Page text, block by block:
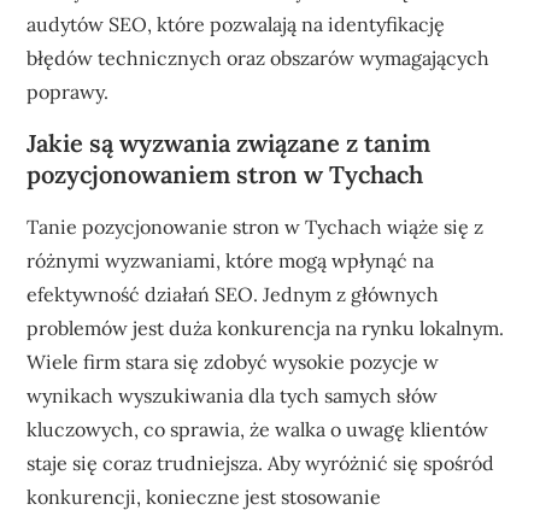
audytów SEO, które pozwalają na identyfikację
błędów technicznych oraz obszarów wymagających
poprawy.
Jakie są wyzwania związane z tanim
pozycjonowaniem stron w Tychach
Tanie pozycjonowanie stron w Tychach wiąże się z
różnymi wyzwaniami, które mogą wpłynąć na
efektywność działań SEO. Jednym z głównych
problemów jest duża konkurencja na rynku lokalnym.
Wiele firm stara się zdobyć wysokie pozycje w
wynikach wyszukiwania dla tych samych słów
kluczowych, co sprawia, że walka o uwagę klientów
staje się coraz trudniejsza. Aby wyróżnić się spośród
konkurencji, konieczne jest stosowanie